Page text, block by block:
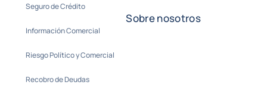
Seguro de Crédito
Información Comercial
Riesgo Político y Comercial
Recobro de Deudas
Sobre nosotros